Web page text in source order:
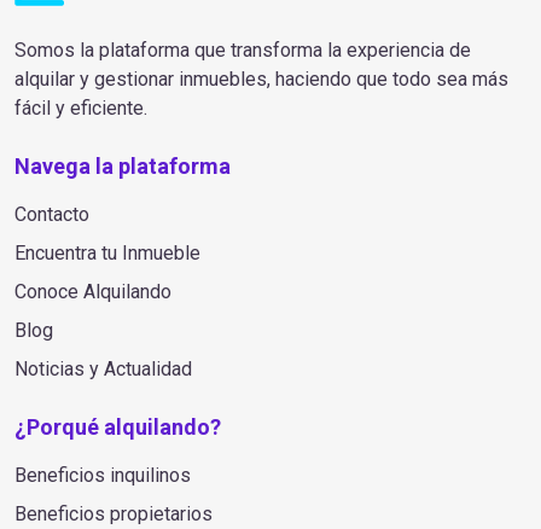
Somos la plataforma que transforma la experiencia de
alquilar y gestionar inmuebles, haciendo que todo sea más
fácil y eficiente.
Navega la plataforma
Contacto
Encuentra tu Inmueble
Conoce Alquilando
Blog
Noticias y Actualidad
¿Porqué alquilando?
Beneficios inquilinos
Beneficios propietarios